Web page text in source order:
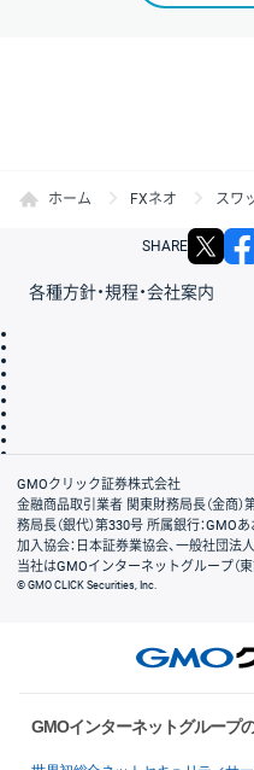
ホーム FXネオ スワ
SHARE
各種方針・規程・会社案内
会社案内
GMOクリック証券株式会社
金融商品取引業者 関東財務局長（金商
務局長（銀代）第330号 所属銀行：GMO
加入協会：日本証券業協会、一般社団
当社はGMOインターネットグループ（
© GMO CLICK Securities, Inc.
GMOインターネットグループ